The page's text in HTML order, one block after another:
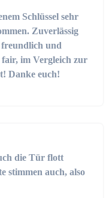
Schlüssel sehr
Zuverlässig
und
fair, im Vergleich zur
Danke euch!
die Tür flott
stimmen auch, also